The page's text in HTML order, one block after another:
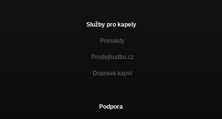
Služby pro kapely
Presskity
Prodejhudbu.cz
Doprava kapel
Podpora